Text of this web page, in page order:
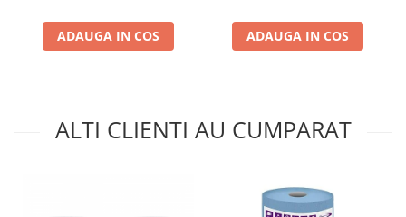
ADAUGA IN COS ADAUGA IN COS
ALTI CLIENTI AU CUMPARAT